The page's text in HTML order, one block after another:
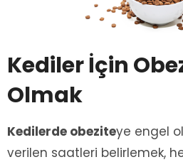
Kediler İçin
Olmak
Kedilerde obeziteye engel
verilen saatleri belirlemek,